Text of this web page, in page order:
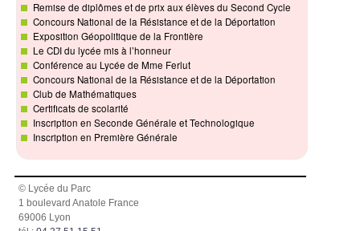
Remise de diplômes et de prix aux élèves du Second Cycle
Concours National de la Résistance et de la Déportation
Exposition Géopolitique de la Frontière
Le CDI du lycée mis à l’honneur
Conférence au Lycée de Mme Ferlut
Concours National de la Résistance et de la Déportation
Club de Mathématiques
Certificats de scolarité
Inscription en Seconde Générale et Technologique
Inscription en Première Générale
© Lycée du Parc
1 boulevard Anatole France
69006 Lyon